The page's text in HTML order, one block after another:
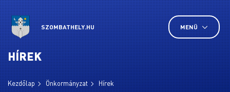
SZOMBATHELY.HU MENÜ
HÍREK
Kezdőlap Önkormányzat Hírek